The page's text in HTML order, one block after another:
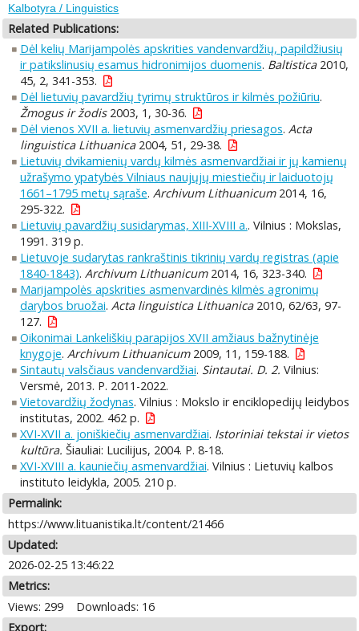
Kalbotyra / Linguistics
Related Publications:
Dėl kelių Marijampolės apskrities vandenvardžių, papildžiusių
ir patikslinusių esamus hidronimijos duomenis. Baltistica2010,
45, 2, 341-353.
Dėl lietuvių pavardžių tyrimų struktūros ir kilmės požiūriu.
Žmogus ir žodis2003, 1, 30-36.
Dėl vienos XVII a. lietuvių asmenvardžių priesagos. Acta
linguistica Lithuanica2004, 51, 29-38.
Lietuvių dvikamienių vardų kilmės asmenvardžiai ir jų kamienų
užrašymo ypatybės Vilniaus naujųjų miestiečių ir laiduotojų
1661–1795 metų sąraše. Archivum Lithuanicum2014, 16,
295-322.
Lietuvių pavardžių susidarymas, XIII-XVIII a.. Vilnius : Mokslas,
1991. 319 p.
Lietuvoje sudarytas rankraštinis tikrinių vardų registras (apie
1840-1843). Archivum Lithuanicum2014, 16, 323-340.
Marijampolės apskrities asmenvardinės kilmės agronimų
darybos bruožai. Acta linguistica Lithuanica2010, 62/63, 97-
127.
Oikonimai Lankeliškių parapijos XVII amžiaus bažnytinėje
knygoje. Archivum Lithuanicum2009, 11, 159-188.
Sintautų valsčiaus vandenvardžiai. Sintautai. D. 2. Vilnius:
Versmė, 2013. P. 2011-2022.
Vietovardžių žodynas. Vilnius : Mokslo ir enciklopedijų leidybos
institutas, 2002. 462 p.
XVI-XVII a. joniškiečių asmenvardžiai. Istoriniai tekstai ir vietos
kultūra. Šiauliai: Lucilijus, 2004. P. 8-18.
XVI-XVIII a. kauniečių asmenvardžiai. Vilnius : Lietuvių kalbos
instituto leidykla, 2005. 210 p.
Permalink:
https://www.lituanistika.lt/content/21466
Updated:
2026-02-25 13:46:22
Metrics:
Views: 299
Downloads: 16
Export: